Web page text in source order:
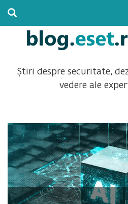
Știri despre securitate,
vedere ale